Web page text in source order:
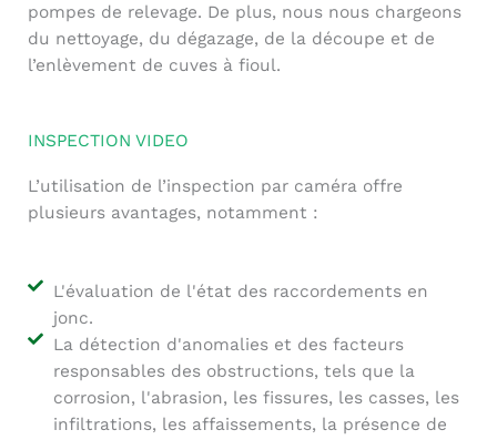
pompes de relevage. De plus, nous nous chargeons
du nettoyage, du dégazage, de la découpe et de
l’enlèvement de cuves à fioul.
INSPECTION VIDEO
L’utilisation de l’inspection par caméra offre
plusieurs avantages, notamment :
L'évaluation de l'état des raccordements en
jonc.
La détection d'anomalies et des facteurs
responsables des obstructions, tels que la
corrosion, l'abrasion, les fissures, les casses, les
infiltrations, les affaissements, la présence de